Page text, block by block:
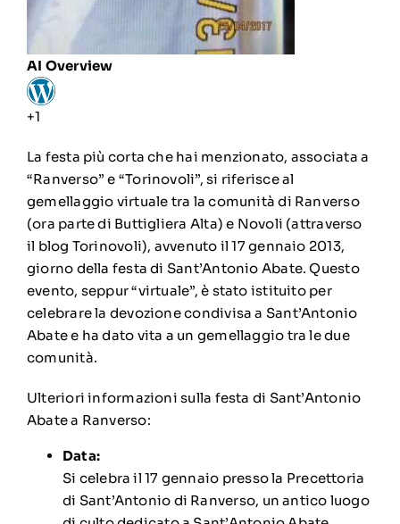
AI Overview
+1
La festa più corta che hai menzionato, associata a
“Ranverso” e “Torinovoli”, si riferisce al
gemellaggio virtuale tra la comunità di Ranverso
(ora parte di Buttigliera Alta) e Novoli (attraverso
il blog Torinovoli), avvenuto il 17 gennaio 2013,
giorno della festa di Sant’Antonio Abate.Questo
evento, seppur “virtuale”, è stato istituito per
celebrare la devozione condivisa a Sant’Antonio
Abate e ha dato vita a un gemellaggio tra le due
comunità.
Ulteriori informazioni sulla festa di Sant’Antonio
Abate a Ranverso:
Data:
Si celebra il 17 gennaio presso la Precettoria
di Sant’Antonio di Ranverso, un antico luogo